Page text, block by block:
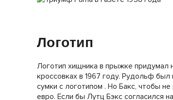
Логотип
Логотип хищника в прыжке придумал
кроссовках в 1967 году. Рудольф
сумки с логотипом . Но Бакс, чтобы
евро. Если бы Лутц Бэкс согласился